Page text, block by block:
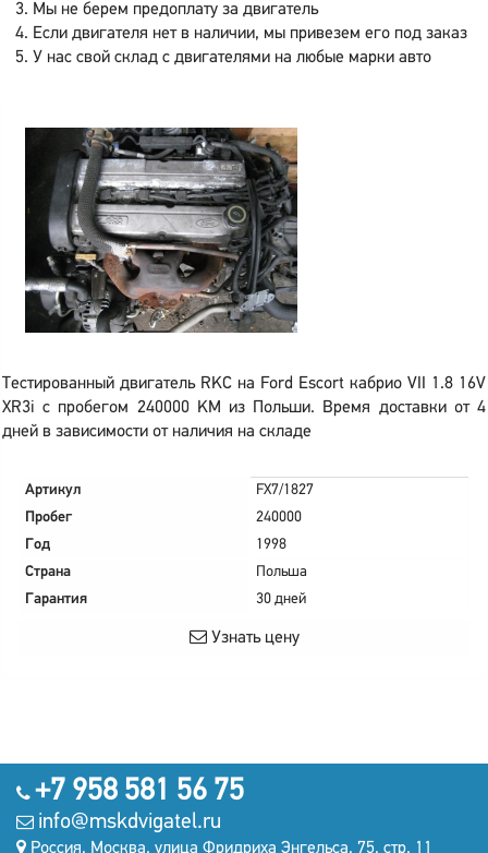
Мы не берем предоплату за двигатель
Если двигателя нет в наличии, мы привезем его под заказ
У нас свой склад с двигателями на любые марки авто
Тестированный двигатель RKC на Ford Escort кабрио VII 1.8 16V
XR3i с пробегом 240000 KM из Польши. Время доставки от 4
дней в зависимости от наличия на складе
Артикул
FX7/1827
Пробег
240000
Год
1998
Страна
Польша
Гарантия
30 дней
Узнать цену
+7 958 581 56 75
info@mskdvigatel.ru
Россия, Москва, улица Фридриха Энгельса, 75, стр. 11